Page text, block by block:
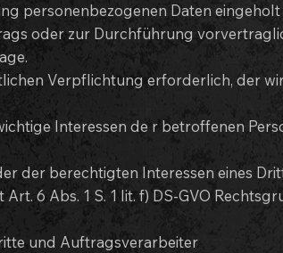
personenbezogenen Daten eingeholt
oder zur Durchführung
Verpflichtung erforderlich, der
Interessen de r betroffenen
der berechtigten Interessen eines
6 Abs. 1 S. 1 lit. f) DS-GVO
und Auftragsverarbeiter